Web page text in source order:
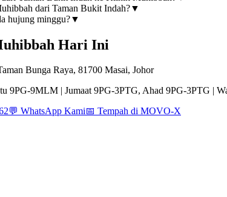
dari Taman Bukit Indah?▼
hujung minggu?▼
Hari Ini
Bunga Raya, 81700 Masai, Johor
9PG-9MLM | Jumaat 9PG-3PTG, Ahad 9PG-3PTG |
💬 WhatsApp Kami📅 Tempah di MOVO-X